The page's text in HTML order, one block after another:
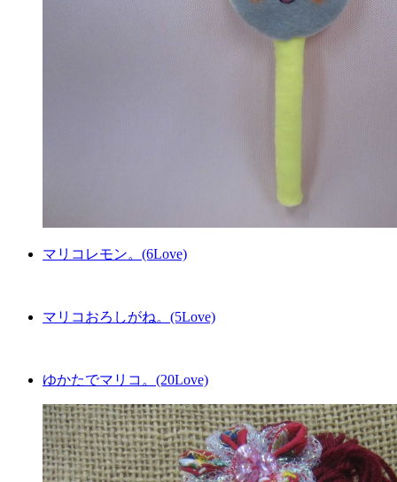
マリコレモン。(6Love)
マリコおろしがね。(5Love)
ゆかたでマリコ。(20Love)